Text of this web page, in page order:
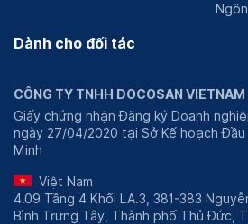
Dành cho đối tác
CÔNG TY TNHH DOCOSAN VIETNAM
Giấy chứng nhận Đăng ký Doanh
ngày 27/04/2020 tại Sở Kế hoạch
Minh
Việt Nam
4.09 Tầng 4 Khối LA.3, 381-383
Bình Trưng Tây, Thành phố Thủ Đức,